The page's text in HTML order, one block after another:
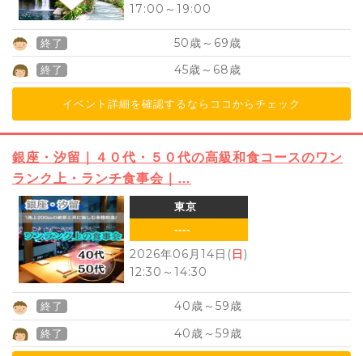
17:00 ～ 19:00
終了 50歳～ 69歳
終了 45歳～ 68歳
イベント詳細を確認するならココからチェック
銀座・汐留｜４０代・５０代の高級和食コースのワン
ランク上・ランチ食事会｜…
東京
----
2026年06月14日(日)
12:30 ～ 14:30
終了 40歳～ 59歳
終了 40歳～ 59歳